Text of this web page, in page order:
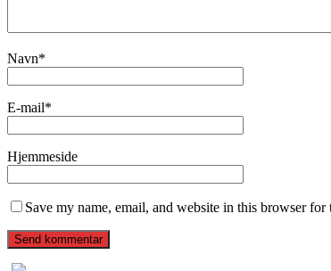
Navn*
E-mail*
Hjemmeside
Save my name, email, and website in this browser